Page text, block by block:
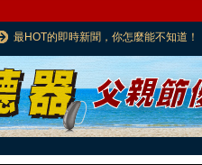
最HOT的即時新聞，你怎麼能不知道！